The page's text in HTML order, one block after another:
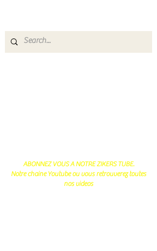
ABONNEZ VOUS A NOTRE ZIKERS TUBE.
Notre chaine Youtube ou vous retrouverez toutes
nos videos